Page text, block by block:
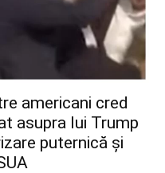
americani cred
asupra lui Trump
puternică și